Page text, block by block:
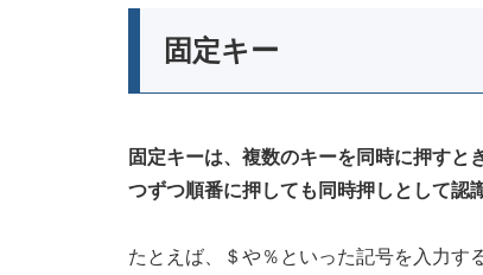
固定キー
固定キーは、複数のキーを同時に押す
つずつ順番に押しても同時押しとして認
たとえば、＄や％といった記号を入力す